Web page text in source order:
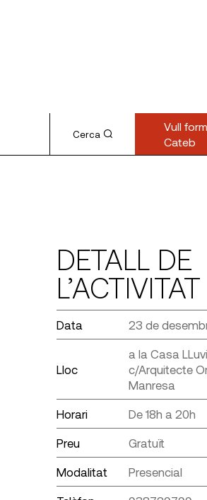
Cerca
Vull
Cateb
DETALL DE
L’ACTIVITAT
Data 23 de
Lloc
a la Casa
c/Arquitecte
Manresa
Horari De 18h a 20h
Preu Gratuït
Modalitat Presencial